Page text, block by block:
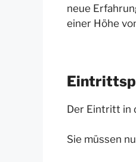
neue
einer Höhe
Der Eintritt in
Sie müssen